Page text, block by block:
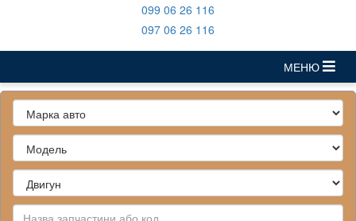
‎099 06 26 116
‎097 06 26 116
МЕНЮ